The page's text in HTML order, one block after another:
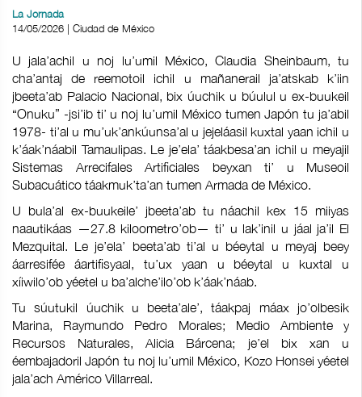
La Jornada
14/05/2026 | Ciudad de México
U jala’achil u noj lu’umil México, Claudia Sheinbaum, tu
cha’antaj de reemotoil ichil u mañanerail ja’atskab k’iin
jbeeta’ab Palacio Nacional, bix úuchik u búulul u ex-buukeil
“Onuku” -jsi’ib ti’ u noj lu’umil México tumen Japón tu ja’abil
1978- ti’al u mu’uk’ankúunsa’al u jejeláasil kuxtal yaan ichil u
k’áak’náabil Tamaulipas. Le je’ela’ táakbesa’an ichil u meyajil
Sistemas Arrecifales Artificiales beyxan ti’ u Museoil
Subacuático táakmuk’ta’an tumen Armada de México.
U bula’al ex-buukeile’ jbeeta’ab tu náachil kex 15 miiyas
naautikáas —27.8 kiloometro’ob— ti’ u lak’inil u jáal ja’il El
Mezquital. Le je’ela’ beeta’ab ti’al u béeytal u meyaj beey
áarresifée áartifisyaal, tu’ux yaan u béeytal u kuxtal u
xíiwilo’ob yéetel u ba’alche’ilo’ob k’áak’náab.
Tu súutukil úuchik u beeta’ale’, táakpaj máax jo’olbesik
Marina, Raymundo Pedro Morales; Medio Ambiente y
Recursos Naturales, Alicia Bárcena; je’el bix xan u
éembajadoril Japón tu noj lu’umil México, Kozo Honsei yéetel
jala’ach Américo Villarreal.